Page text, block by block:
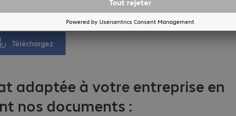
Téléchargez
adaptée à votre entreprise en
nos documents :